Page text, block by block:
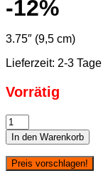
-12%
3.75″ (9,5 cm)
Lieferzeit: 2-3 Tage
Vorrätig
Funko
POP!
Rick
&
Morty
In den Warenkorb
Preis vorschlagen!